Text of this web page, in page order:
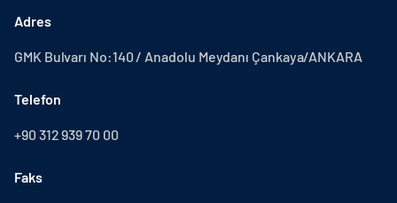
Adres
GMK Bulvarı No:140 / Anadolu Meydanı Çankaya/ANKARA
Telefon
+90 312 939 70 00
Faks